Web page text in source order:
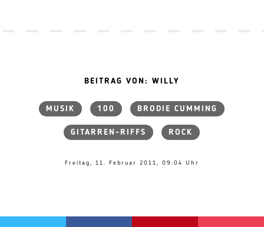
BEITRAG VON: WILLY
MUSIK 100 BRODIE CUMMING
GITARREN-RIFFS ROCK
Freitag, 11. Februar 2011, 09:04 Uhr